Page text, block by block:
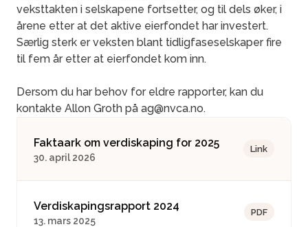
veksttakten i selskapene fortsetter, og til dels øker, i
årene etter at det aktive eierfondet har investert.
Særlig sterk er veksten blant tidligfaseselskaper fire
til fem år etter at eierfondet kom inn.
Dersom du har behov for eldre rapporter, kan du
kontakte Allon Groth på ag@nvca.no.
Faktaark om verdiskaping for 2025
30. april 2026
Link
Verdiskapingsrapport 2024
13. mars 2025
PDF